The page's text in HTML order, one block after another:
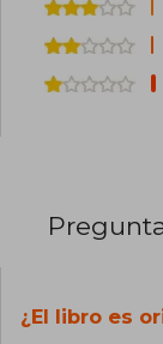
¿El libro es